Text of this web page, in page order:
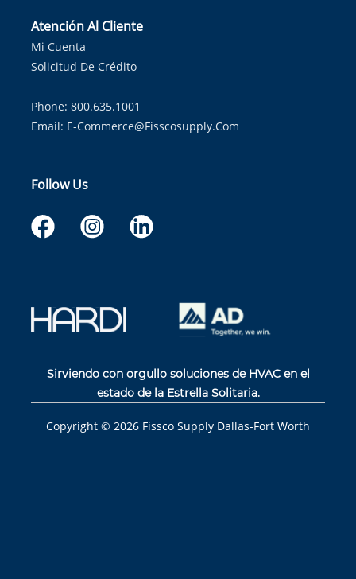
Atención Al Cliente
Mi Cuenta
Solicitud De Crédito
Phone: 800.635.1001
Email: E-Commerce@fisscosupply.com
Follow Us
Sirviendo con orgullo soluciones de HVAC en el
estado de la Estrella Solitaria.
Copyright © 2026 Fissco Supply Dallas-Fort Worth